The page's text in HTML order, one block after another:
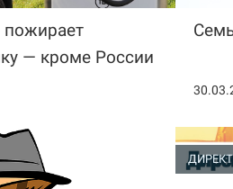
пожирает
— кроме России